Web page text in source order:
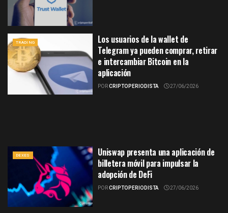
TRADING
Los usuarios de la wallet de
Telegram ya pueden comprar, retirar
e intercambiar Bitcoin en la
aplicación
PORCRIPTOPERIODISTA 27/06/2026
DEXES
Uniswap presenta una aplicación de
billetera móvil para impulsar la
adopción de DeFi
PORCRIPTOPERIODISTA 27/06/2026